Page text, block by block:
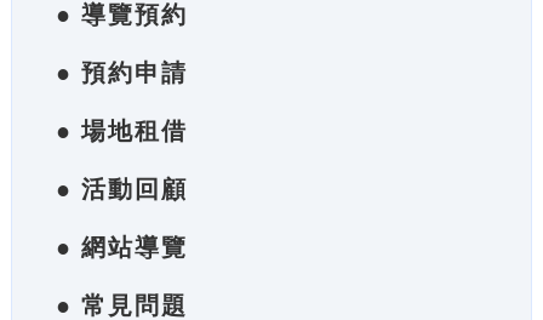
● 導覽預約
● 預約申請
● 場地租借
● 活動回顧
● 網站導覽
● 常見問題